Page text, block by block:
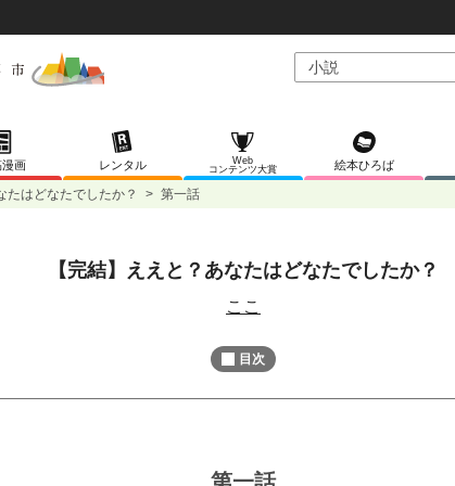
画 レンタル
Web
コンテンツ大賞
絵本ひろば
たはどなたでしたか？ > 第一話
U
/
L
d
5
【完結】ええと？あなたはどなたでしたか？
ここ
目次